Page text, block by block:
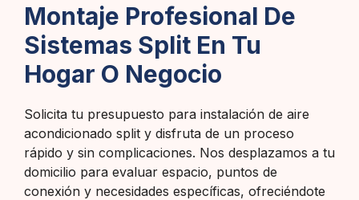
Montaje Profesional De
Sistemas Split En Tu
Hogar O Negocio
Solicita tu presupuesto para instalación de aire
acondicionado split y disfruta de un proceso
rápido y sin complicaciones. Nos desplazamos a tu
domicilio para evaluar espacio, puntos de
conexión y necesidades específicas, ofreciéndote